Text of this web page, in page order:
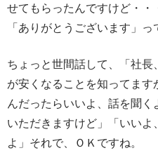
せてもらったんですけど・・
「ありがとうございます」っ
ちょっと世間話して、「社
が安くなることを知ってま
んだったらいいよ、話を聞
いただきますけど」「いい
よ」それで、ＯＫですね。